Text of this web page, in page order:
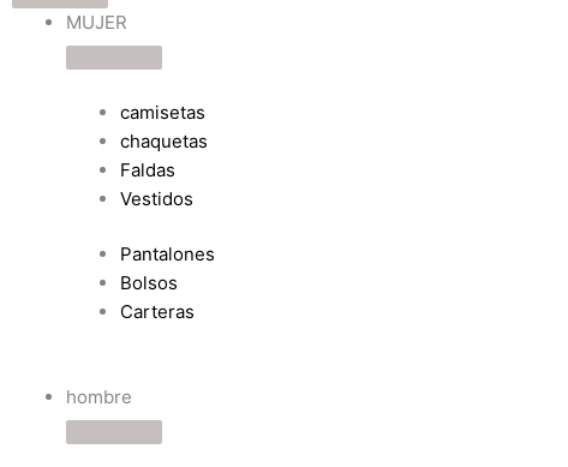
MUJER
camisetas
chaquetas
Faldas
Vestidos
Pantalones
Bolsos
Carteras
hombre
de
de